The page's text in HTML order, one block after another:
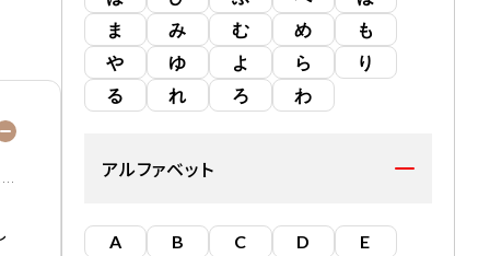
ま
み む め
も
や
ゆ よ ら
り
る
れ ろ わ
アルファベット
A B C D
E